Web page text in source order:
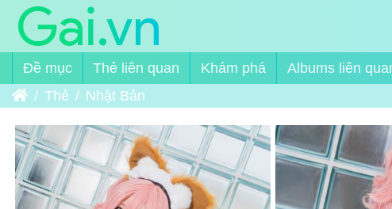
Đề mục Thẻ liên quan Khám phá Albums liên
Trang chủ
Thẻ Nhật Bản